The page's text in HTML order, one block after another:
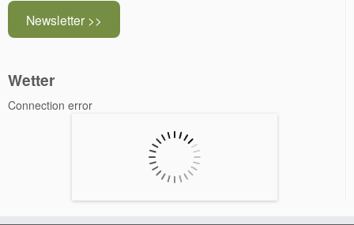
Newsletter >>
Wetter
Connection error